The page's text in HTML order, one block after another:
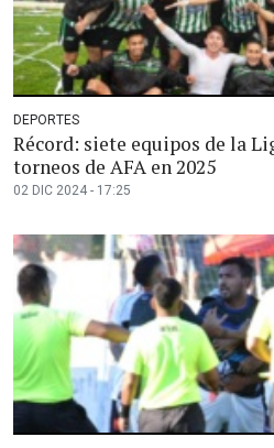
DEPORTES
Récord: siete equipos de la
torneos de AFA en 2025
02 DIC 2024 - 17:25